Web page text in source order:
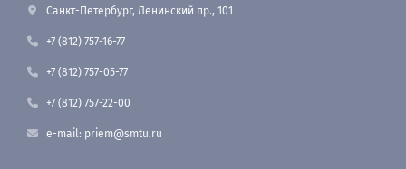
Санкт-Петербург, Ленинский пр., 101
+7 (812) 757-16-77
+7 (812) 757-05-77
+7 (812) 757-22-00
e-mail: priem@smtu.ru